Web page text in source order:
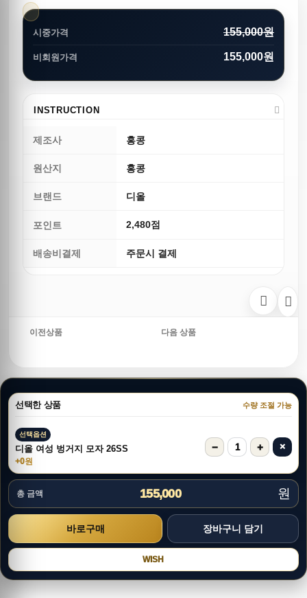
시중가격 155,000원
비회원가격 155,000원
INSTRUCTION
제조사 홍콩
원산지 홍콩
브랜드 디올
포인트 2,480점
배송비결제 주문시 결제
이전상품 다음 상품
선택한 상품 수량 조절 가능
선택옵션
디올 여성 벙거지 모자 26SS
+0원
− 1 + ×
총 금액 155,000 원
WISH